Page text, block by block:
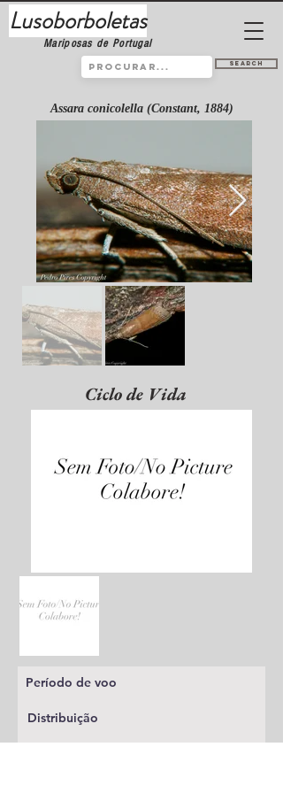
Lusoborboletas
Mariposas de Portugal
Search
Assara conicolella (Constant, 1884)
Ciclo de Vida
Período de voo
Distribuição